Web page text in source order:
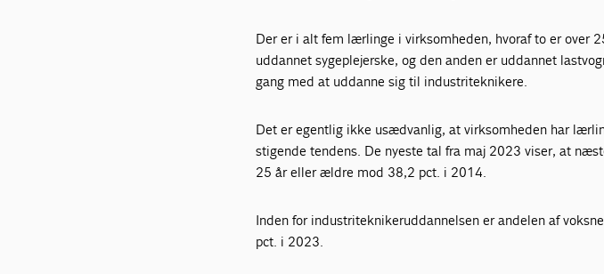
Der er i alt fem lærlinge i virksomheden, hvoraf to er over
uddannet sygeplejerske, og den anden er uddannet
gang med at uddanne sig til industriteknikere.
Det er egentlig ikke usædvanlig, at virksomheden har
stigende tendens. De nyeste tal fra maj 2023 viser, at
25 år eller ældre mod 38,2 pct. i 2014.
Inden for industriteknikeruddannelsen er andelen af
pct. i 2023.